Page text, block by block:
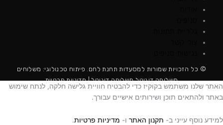
© כל הזכויות שמורות למסעדות תחנת לחם. פיתוח טכנולוגי: משלוחים
משלוחה דיגיטלמשלוחה דיגיטל|מדיניות פרטיות
האתר שלנו משתמש בקוקיז כדי להבטיח חוויית גלישה חלקה, לנתח שימוש
באתר ולהתאים תוכן ושירותים אישיים עבורך.
למידע נוסף עייני ב- תקנון האתר ו- מדיניות פרטיות.